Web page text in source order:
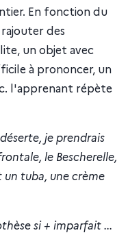
En fonction du
des
un objet avec
à prononcer, un
l'apprenant répète
je prendrais
le Bescherelle,
un tuba, une crème
si + imparfait ...